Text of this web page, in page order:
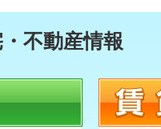
不動産情報